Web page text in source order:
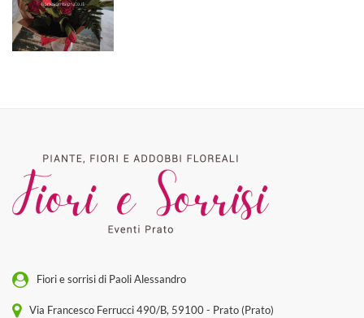
Fiori e sorrisi di Paoli Alessandro
Via Francesco Ferrucci 490/B, 59100 - Prato (Prato)